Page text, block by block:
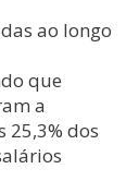
ao longo
que
a
25,3% dos